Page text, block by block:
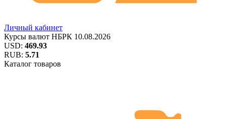
Личный кабинет
Курсы валют НБРК 10.08.2026
USD: 469.93
RUB: 5.71
Каталог товаров